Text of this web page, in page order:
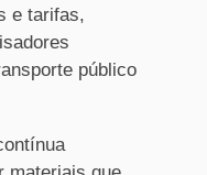
e tarifas,
público